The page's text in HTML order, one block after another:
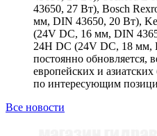
43650, 27 Вт), Bosch
мм, DIN 43650, 20 Вт),
(24V DC, 16 мм, DIN
24H DC (24V DC, 18 мм,
постоянно обновляется,
европейских и
по интересующим
Все новости